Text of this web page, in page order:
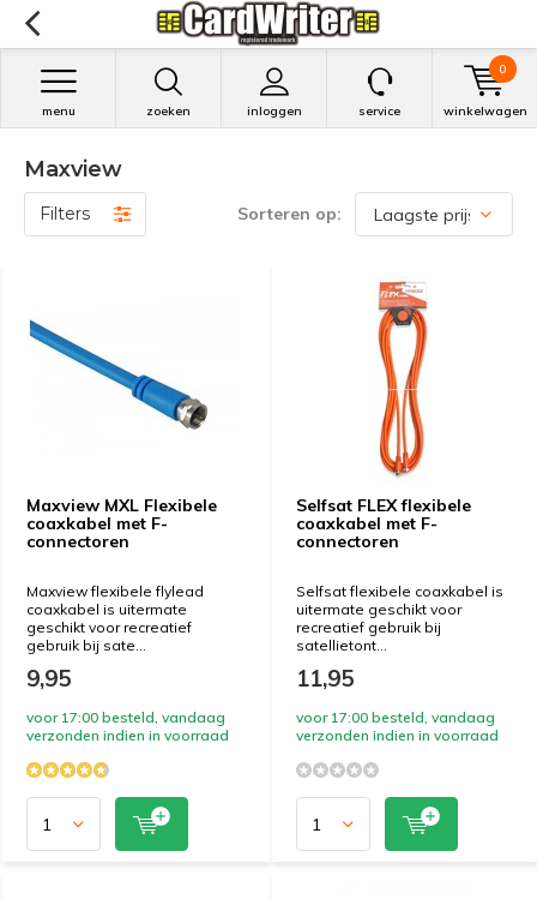
zoeken inloggen
menu service winkelwagen
0
Maxview
Filters Sorteren op:
Maxview MXL Flexibele
coaxkabel met F-
connectoren
Maxview flexibele flylead
coaxkabel is uitermate
geschikt voor recreatief
gebruik bij sate...
9,95
voor 17:00 besteld, vandaag
verzonden indien in voorraad
Selfsat FLEX flexibele
coaxkabel met F-
connectoren
Selfsat flexibele coaxkabel is
uitermate geschikt voor
recreatief gebruik bij
satellietont...
11,95
voor 17:00 besteld, vandaag
verzonden indien in voorraad